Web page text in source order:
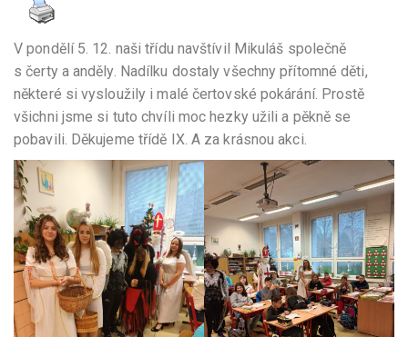
V pondělí 5. 12. naši třídu navštívil Mikuláš společně
s čerty a anděly. Nadílku dostaly všechny přítomné děti,
některé si vysloužily i malé čertovské pokárání. Prostě
všichni jsme si tuto chvíli moc hezky užili a pěkně se
pobavili. Děkujeme třídě IX. A za krásnou akci.